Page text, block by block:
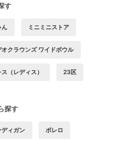
す
ん ミニミニストア
オクラウンズ ワイドボウル
ス（レディス） 23区
探す
ディガン ボレロ